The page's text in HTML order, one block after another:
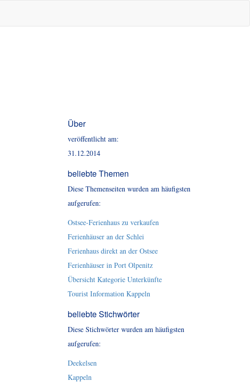
Über
veröffentlicht am:
31.12.2014
beliebte Themen
Diese Themenseiten wurden am häufigsten
aufgerufen:
Ostsee-Ferienhaus zu verkaufen
Ferienhäuser an der Schlei
Ferienhaus direkt an der Ostsee
Ferienhäuser in Port Olpenitz
Übersicht Kategorie Unterkünfte
Tourist Information Kappeln
beliebte Stichwörter
Diese Stichwörter wurden am häufigsten
aufgerufen:
Deekelsen
Kappeln